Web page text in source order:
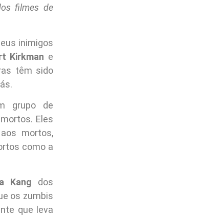
filmes de
inimigos
Kirkman e
têm sido
grupo de
Eles
mortos,
como a
Kang dos
os zumbis
que leva